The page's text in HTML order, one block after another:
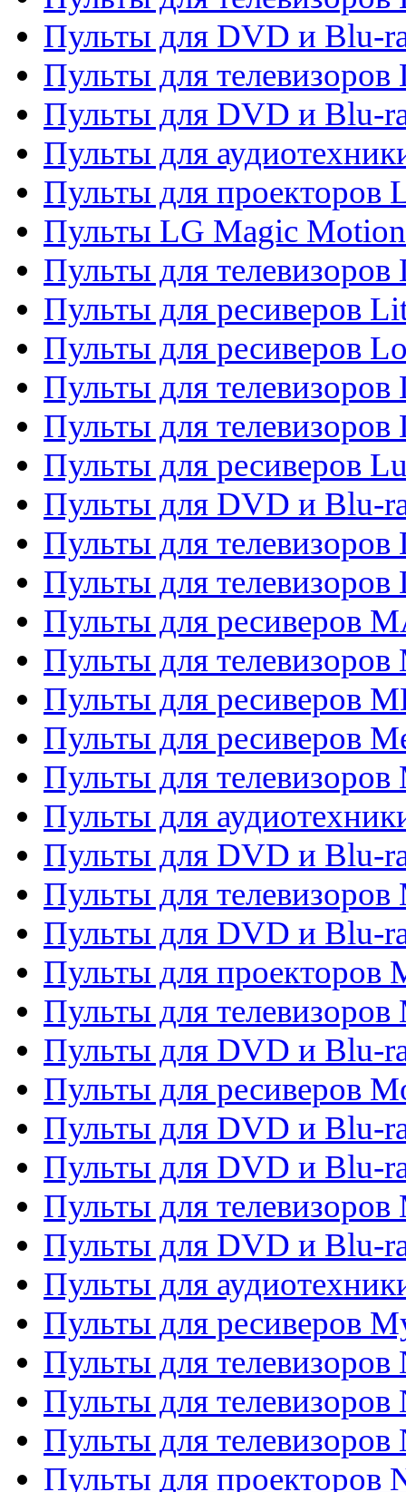
Пульты для DVD и Blu-
Пульты для телевизоров
Пульты для DVD и Blu-
Пульты для
Пульты для проекторов
Пульты LG Magic Motion
Пульты для
Пульты для ресиверов
Пульты для ресиверов
Пульты для телевизоров
Пульты для
Пульты для ресиверов
Пульты для DVD и Blu-
Пульты для телевизоров
Пульты для телевизоров
Пульты для ресиверов
Пульты для телевизоров
Пульты для ресиверов
Пульты для ресиверов
Пульты для телевизоров
Пульты для
Пульты для DVD и Blu-
Пульты для
Пульты для DVD и Blu-
Пульты для проекторов
Пульты для
Пульты для DVD и Blu-
Пульты для ресиверов
Пульты для DVD и Blu-
Пульты для DVD и Blu-
Пульты для телевизоров
Пульты для DVD и Blu-
Пульты для
Пульты для ресиверов
Пульты для телевизоров
Пульты для телевизоров
Пульты для телевизоров
Пульты для проекторов